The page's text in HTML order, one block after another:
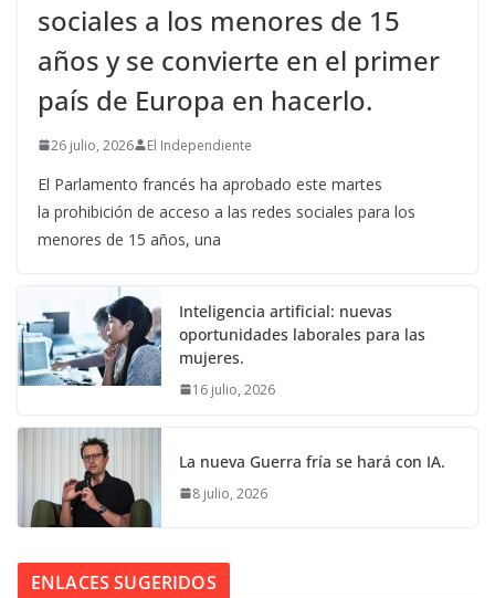
sociales a los menores de 15
años y se convierte en el primer
país de Europa en hacerlo.
26 julio, 2026 El Independiente
El Parlamento francés ha aprobado este martes
la prohibición de acceso a las redes sociales para los
menores de 15 años, una
Inteligencia artificial: nuevas
oportunidades laborales para las
mujeres.
16 julio, 2026
La nueva Guerra fría se hará con IA.
8 julio, 2026
ENLACES SUGERIDOS